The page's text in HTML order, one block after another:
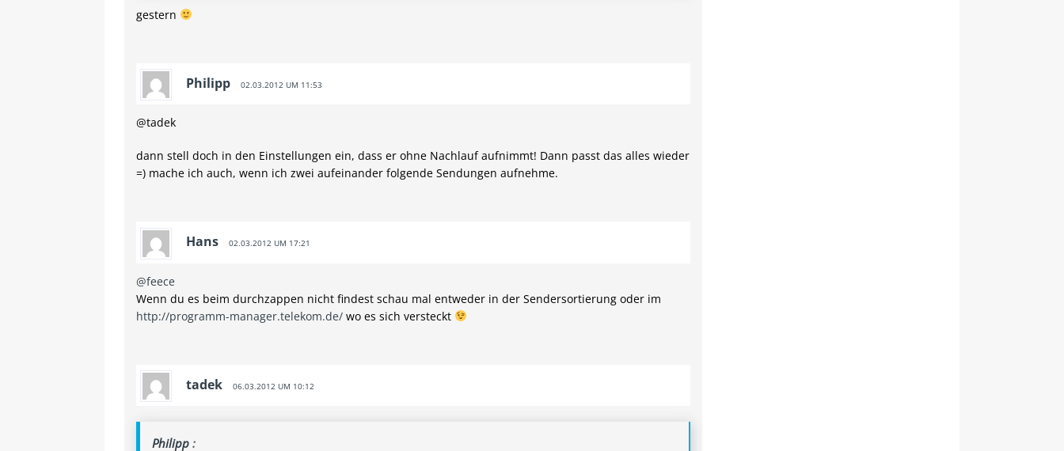
gestern
Philipp 02.03.2012 UM 11:53
@tadek
dann stell doch in den Einstellungen ein, dass er ohne Nachlauf aufnimmt! Dann passt das alles wieder
=) mache ich auch, wenn ich zwei aufeinander folgende Sendungen aufnehme.
Hans 02.03.2012 UM 17:21
@feece
Wenn du es beim durchzappen nicht findest schau mal entweder in der Sendersortierung oder im
http://programm-manager.telekom.de/ wo es sich versteckt
tadek 06.03.2012 UM 10:12
Philipp :